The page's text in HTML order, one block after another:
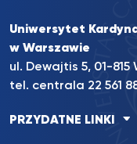
Uniwersytet
w Warszawie
ul. Dewajtis 5, 01-815
tel. centrala 22 561
PRZYDATNE LINKI